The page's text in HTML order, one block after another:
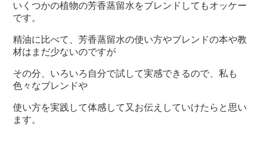
いくつかの植物の芳香蒸留水をブレンドしてもオッケー
です。
精油に比べて、芳香蒸留水の使い方やブレンドの本や教
材はまだ少ないのですが
その分、いろいろ自分で試して実感できるので、私も
色々なブレンドや
使い方を実践して体感して又お伝えしていけたらと思い
ます。